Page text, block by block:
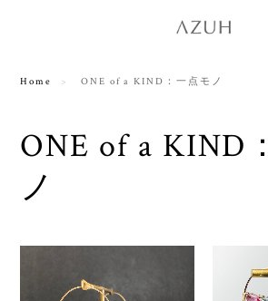
Home ONE of a KIND：一点モノ
ONE of a KIND
ノ